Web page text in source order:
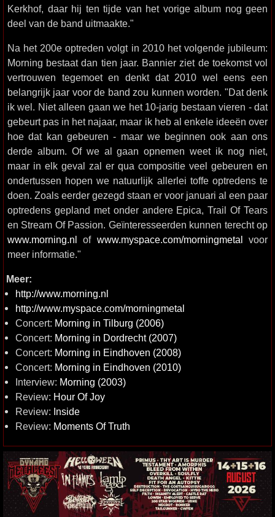
Kerkhof, daar hij ten tijde van het vorige album nog geen
deel van de band uitmaakte."
Na het 200e optreden volgt in 2010 het volgende jubileum:
Morning bestaat dan tien jaar. Bannier ziet de toekomst vol
vertrouwen tegemoet en denkt dat 2010 wel eens een
belangrijk jaar voor de band zou kunnen worden. "Dat denk
ik wel. Niet alleen gaan we het 10-jarig bestaan vieren - dat
gebeurt pas in het najaar, maar ik heb al enkele ideeën over
hoe dat kan gebeuren - maar we beginnen ook aan ons
derde album. Of we al gaan opnemen weet ik nog niet,
maar in elk geval zal er qua compositie veel gebeuren en
ondertussen hopen we natuurlijk allerlei toffe optredens te
doen. Zoals eerder gezegd staan er voor januari al een paar
optredens gepland met onder andere Epica, Trail Of Tears
en Stream Of Passion. Geïnteresseerden kunnen terecht op
www.morning.nl of www.myspace.com/morningmetal voor
meer informatie."
Meer:
http://www.morning.nl
http://www.myspace.com/morningmetal
Concert: Morning in Tilburg (2006)
Concert: Morning in Dordrecht (2007)
Concert: Morning in Eindhoven (2008)
Concert: Morning in Eindhoven (2010)
Interview: Morning (2003)
Review: Hour Of Joy
Review: Inside
Review: Moments Of Truth